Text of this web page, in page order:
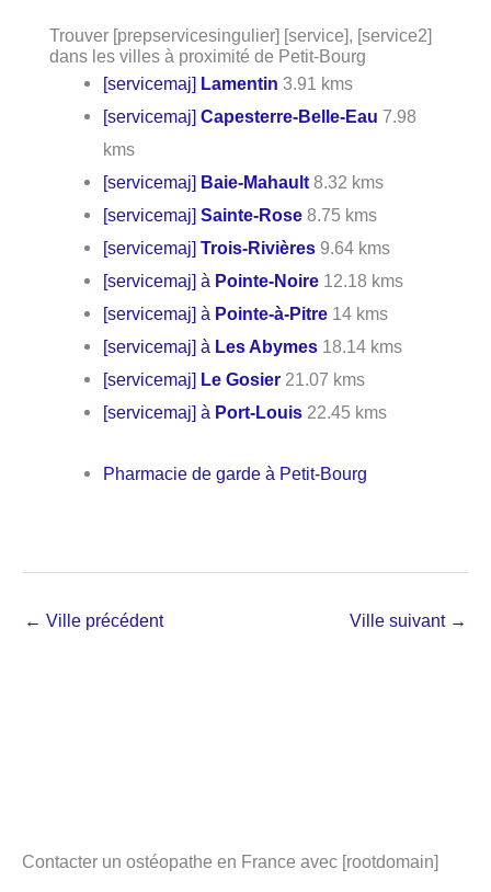
Trouver [prepservicesingulier] [service], [service2]
dans les villes à proximité de Petit-Bourg
[servicemaj] Lamentin 3.91 kms
[servicemaj]Capesterre-Belle-Eau 7.98
kms
[servicemaj] Baie-Mahault 8.32 kms
[servicemaj]Sainte-Rose 8.75 kms
[servicemaj]Trois-Rivières 9.64 kms
[servicemaj] à Pointe-Noire 12.18 kms
[servicemaj] à Pointe-à-Pitre 14 kms
[servicemaj] à Les Abymes 18.14 kms
[servicemaj] Le Gosier 21.07 kms
[servicemaj] à Port-Louis 22.45 kms
Pharmacie de garde à Petit-Bourg
← Ville précédent Ville suivant →
Contacter un ostéopathe en France avec [rootdomain]